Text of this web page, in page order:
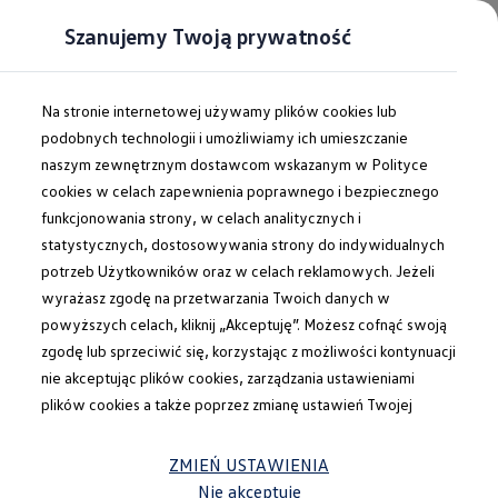
Szanujemy Twoją prywatność
Na stronie internetowej używamy plików cookies lub
podobnych technologii i umożliwiamy ich umieszczanie
naszym zewnętrznym dostawcom wskazanym w Polityce
cookies w celach zapewnienia poprawnego i bezpiecznego
funkcjonowania strony, w celach analitycznych i
statystycznych, dostosowywania strony do indywidualnych
potrzeb Użytkowników oraz w celach reklamowych. Jeżeli
wyrażasz zgodę na przetwarzania Twoich danych w
powyższych celach, kliknij „Akceptuję”. Możesz cofnąć swoją
zgodę lub sprzeciwić się, korzystając z możliwości kontynuacji
nie akceptując plików cookies, zarządzania ustawieniami
plików cookies a także poprzez zmianę ustawień Twojej
jest Volkswagen Group Polska Sp. z o.o. Więcej informacji dot.
przetwarzania danych osobowych oraz korzystania z plików
ZMIEŃ USTAWIENIA
Nie akceptuję